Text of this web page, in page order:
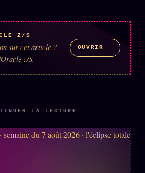
Z/S
sur cet article ?
z/S.
OUVRIR →
LA LECTURE